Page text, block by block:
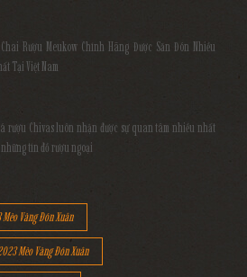
Rượu Meukow Chính Hãng Được Săn Đón Nhiều
Tại Việt Nam
rượu Chivas luôn nhận được sự quan tâm nhiều nhất
tín đồ rượu ngoại
Vàng Đón Xuân
Mèo Vàng Đón Xuân